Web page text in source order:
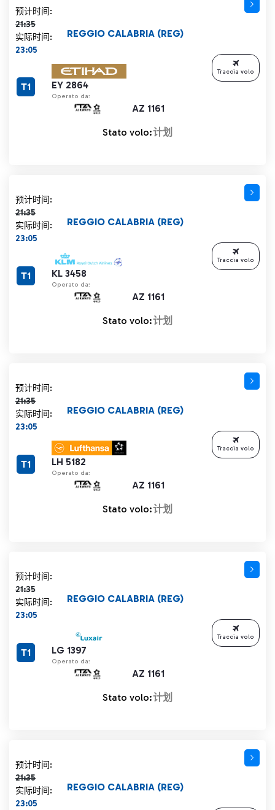
预计时间:
21:35
计划时间 21:35 删除线
实际时间:
23:05
EY 2864
Operato da:
AZ 1161
REGGIO CALABRIA (REG)
T1
Stato volo:计划
Traccia volo
预计时间:
21:35
计划时间 21:35 删除线
实际时间:
23:05
KL 3458
Operato da:
AZ 1161
REGGIO CALABRIA (REG)
T1
Stato volo:计划
Traccia volo
预计时间:
21:35
计划时间 21:35 删除线
实际时间:
23:05
LH 5182
Operato da:
AZ 1161
REGGIO CALABRIA (REG)
T1
Stato volo:计划
Traccia volo
预计时间:
21:35
计划时间 21:35 删除线
实际时间:
23:05
LG 1397
Operato da:
AZ 1161
REGGIO CALABRIA (REG)
T1
Stato volo:计划
Traccia volo
预计时间:
21:35
计划时间 21:35 删除线
实际时间:
23:05
REGGIO CALABRIA (REG)